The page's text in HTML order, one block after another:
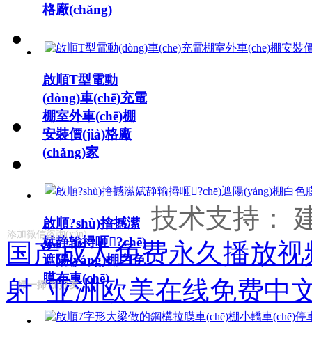
格廠(chǎng)
啟順T型電動
(dòng)車(chē)充電
棚室外車(chē)棚
安裝價(jià)格廠
(chǎng)家
啟順?shù)摿撼潆
娬静输撏咂?chē)
遮陽(yáng)棚白色
膜布車(chē)
添加微信咨詢(xún)
掃一掃 加好友
在线留言
发送邮件
技术支持：
国产成人免费永久播放
射_亚洲欧美在线免费中